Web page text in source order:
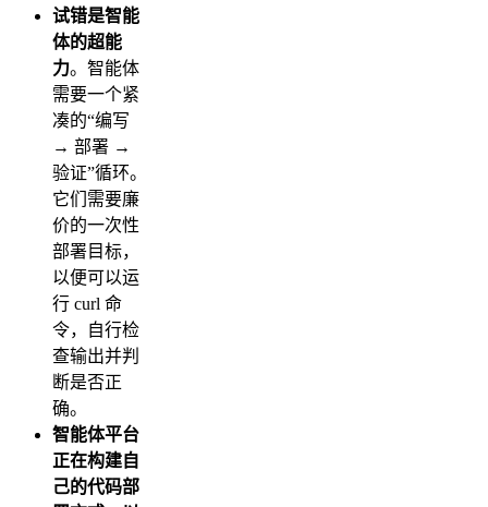
试错是智能
体的超能
力。智能体
需要一个紧
凑的“编写
→ 部署 →
验证”循环。
它们需要廉
价的一次性
部署目标，
以便可以运
行 curl 命
令，自行检
查输出并判
断是否正
确。
智能体平台
正在构建自
己的代码部